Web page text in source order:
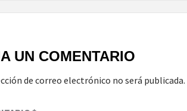
UN COMENTARIO
de correo electrónico no será publicada.